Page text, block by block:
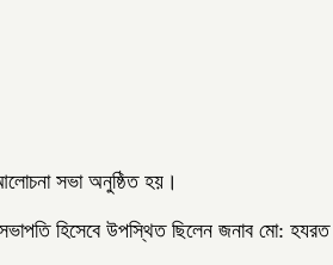
সভা অনুষ্ঠিত হয়।
হিসেবে উপস্থিত ছিলেন জনাব মো: